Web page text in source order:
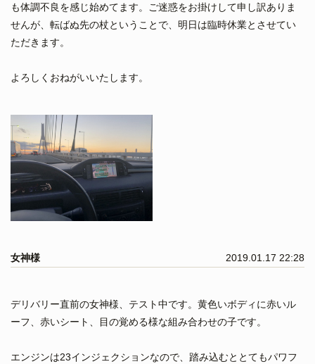
も体調不良を感じ始めてます。ご迷惑をお掛けして申し訳ありま
せんが、転ばぬ先の杖ということで、明日は臨時休業とさせてい
ただきます。
よろしくおねがいいたします。
女神様 2019.01.17 22:28
デリバリー直前の女神様、テスト中です。黄色いボディに赤いル
ーフ、赤いシート、目の覚める様な組み合わせの子です。
エンジンは23インジェクションなので、踏み込むととてもパワフ